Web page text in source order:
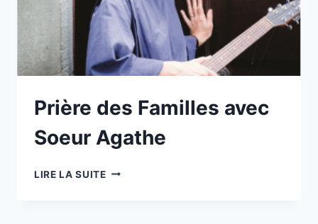
Prière des Familles avec
Soeur Agathe
LIRE LA SUITEPRIÈRE